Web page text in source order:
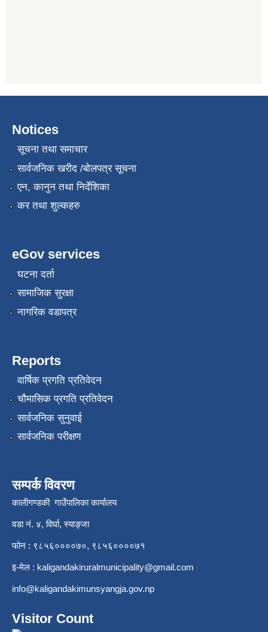
Notices
सूचना तथा समाचार
सार्वजनिक खरीद /बोलपत्र सूचना
एन, कानुन तथा निर्देशिका
कर तथा शुल्कहरु
eGov services
घटना दर्ता
सामाजिक सुरक्षा
नागरिक वडापत्र
Reports
वार्षिक प्रगति प्रतिवेदन
चौमासिक प्रगति प्रतिवेदन
सार्वजनिक सुनुवाई
सार्वजनिक परीक्षण
सम्पर्क विवरण
कालीगण्डकी गाउँपालिका कार्यालय
वडा नं. ४, विर्घा, स्याङ्जा
फोन : ९८५६००००७०, ९८५६००००७१
इ-मेल : kaligandakiruralmunicipality@gmail.com
info@kaligandakimunsyangja.gov.np
Visitor Count